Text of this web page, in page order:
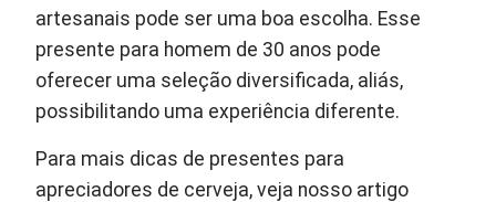
artesanais pode ser uma boa escolha. Esse
presente para homem de 30 anos pode
oferecer uma seleção diversificada, aliás,
possibilitando uma experiência diferente.
Para mais dicas de presentes para
apreciadores de cerveja, veja nosso artigo